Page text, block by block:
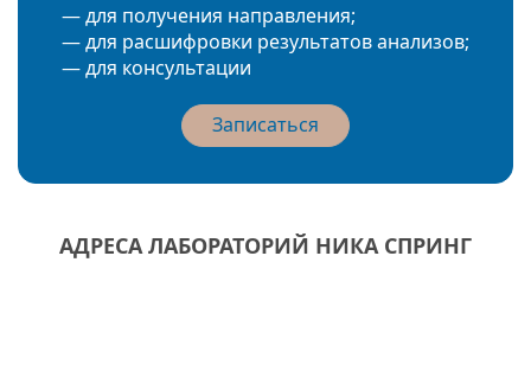
— для получения направления;
— для расшифровки результатов анализов;
— для консультации
Записаться
АДРЕСА ЛАБОРАТОРИЙ НИКА СПРИНГ